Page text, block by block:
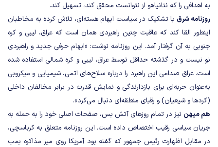
به اهدافی را که نتانیاهو از نتوانست محقق کند، تسهیل کند.
روزنامه شرق با تشکیک در سیاست ابهام هسته‌ای، تلاش کرده به مخاطبان
اینطور القا کند که عاقبت چنین راهبردی همان است که عراق، لیبی و کره
جنوبی به آن گرفتار آمد. این روزنامه نوشت: «ابهام حرفی جدید و راهبردی
نو نیست و در گذشته حداقل توسط عراق، لیبی و کره شمالی استفاده شده‌
است. عراق صدامی این راهبرد را درباره سلاح‌های اتمی، شیمیایی و میکروبی
به‌عنوان حربه‌ای برای بازدارندگی و نمایش قدرت در برابر مخالفان داخلی
(کردها و شیعیان) و رقبای منطقه‌ای دنبال می‌کرد».
هم میهن نیز در تمام روزهای آتش بس، صفحات اصلی خود را به حمله به
جریان سیاسی رقیب اختصاص داده است. این روزنامه متعلق به کرباسچی،
در مقابل اظهارت رئیس جمهور که گفته بود آمریکا روی میز مذاکره بمب